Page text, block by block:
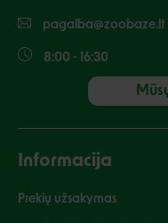
pagalba@zoobaze.lt
8:00 - 16:30
Informacija
Prekių užsakymas